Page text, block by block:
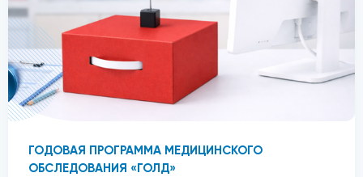
ГОДОВАЯ ПРОГРАММА МЕДИЦИНСКОГО
ОБСЛЕДОВАНИЯ «ГОЛД»